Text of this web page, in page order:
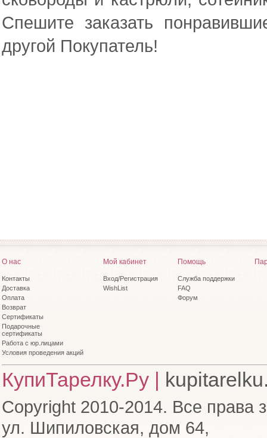
Спешите заказать
другой Покупатель!
О нас
Контакты
Доставка
Оплата
Возврат
Сертификаты
Подарочные
сертификаты
Работа с юр.лицами
Условия проведения акций
Мой кабинет
Вход/Регистрация
WishList
Помощь
Служба поддержки
FAQ
Форум
КупиТарелку.Ру |
Copyright 2010-2014. Все права
ул. Шипиловская, дом 64,